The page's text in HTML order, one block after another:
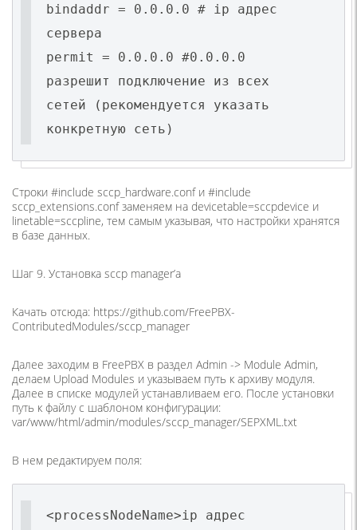
bindaddr = 0.0.0.0 # ip адрес
сервера
permit = 0.0.0.0 #0.0.0.0
разрешит подключение из всех
сетей (рекомендуется указать
конкретную сеть)
Строки #include sccp_hardware.conf и #include
sccp_extensions.conf заменяем на devicetable=sccpdevice и
linetable=sccpline, тем самым указывая, что настройки хранятся
в базе данных.
Шаг 9. Установкa sccp manager’a
Качать отсюда: https://github.com/FreePBX-
СontributedModules/sccp_manager
Далее заходим в FreePBX в раздел Admin -> Module Admin,
делаем Upload Modules и указываем путь к архиву модуля.
Далее в списке модулей устанавливаем его. После установки
путь к файлу с шаблоном конфигурации:
var/www/html/admin/modules/sccp_manager/SEPXML.txt
В нем редактируем поля:
<processNodeName>ip адрес